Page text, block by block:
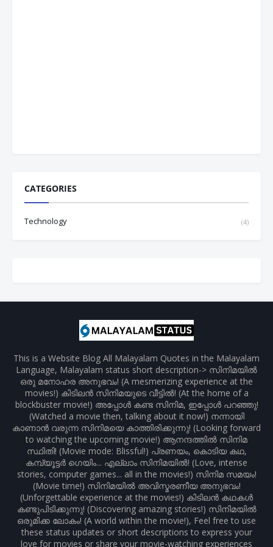
CATEGORIES
Technology (4)
This is a Website Blog All Malayalam Quotes in the Malayalam
Language, Malayalam status short description-> സിനിമയിൽ
ഒരു മനോഹര അനുഭവം! (A mesmerizing experience at the
movies!) കിടിലൻ സിനിമയുടെ വീട്ടിൽ! (At the home of a
blockbuster movie!) അപ്പോൾ കണ്ട സിനിമ, ഇപ്പോൾ പറഞ്ഞു!
(Watched a movie then, talking about it now!) നന്നായി
കാണാൻ വരുന്ന സിനിമയെ കാത്തിരിക്കുന്നു! (Looking forward
to watching the upcoming movie!) ആനന്ദത്തിൽ സിനിമ
സ്ഥിതി! (Movie mode: Blissful!) പ്രണയം, കൊടിയ കഥ,
കമ്പ്യൂട്ടർ ഗെയിം... എല്ലാം സിനിമയിൽ! (Love, intense
stories, computer games... all in the movies!) സിനിമ സമയം!
(Movie time!) സിനിമയിൽ അവിസ്മരണീയ അനുഭവം!
(Unforgettable experience at the movies!) കിടിലൻ കഥകൾ
കണ്ടുപിടിക്കുന്നു! (Discovering amazing stories!) സിനിമയിൽ
ഒരുമിക്ക ലോകം! (A world within the movie!), Feel free to use
these status updates or short descriptions to express your
love for movies or share your movie-watching experiences